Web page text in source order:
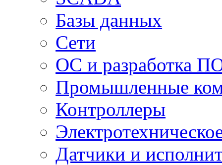
Базы данных
Сети
ОС и разработка
Промышленные
Контроллеры
Датчики и